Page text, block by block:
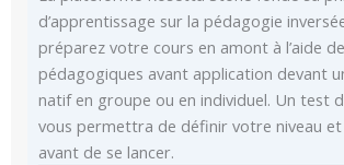
d’apprentissage sur la pédagogie
préparez votre cours en amont à l’aide
pédagogiques avant application devant
natif en groupe ou en individuel. Un test
vous permettra de définir votre niveau
avant de se lancer.